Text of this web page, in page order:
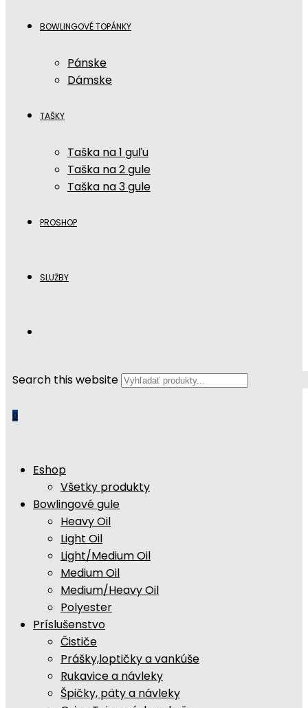
BOWLINGOVÉ TOPÁNKY
Pánske
Dámske
TAŠKY
Taška na 1 guľu
Taška na 2 gule
Taška na 3 gule
PROSHOP
SLUŽBY
Search this website
0
Eshop
Všetky produkty
Bowlingové gule
Heavy Oil
Light Oil
Light/Medium Oil
Medium Oil
Medium/Heavy Oil
Polyester
Príslušenstvo
Čističe
Prášky,loptičky a vankúše
Rukavice a návleky
Špičky, päty a návleky